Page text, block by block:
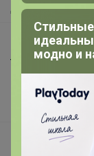
Доставка
Шоурумы
Торговые марки
Наша команда
В наличии
Подарочные
модно и